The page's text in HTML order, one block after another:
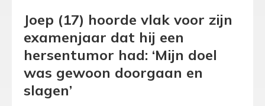
Joep (17) hoorde vlak voor zijn
examenjaar dat hij een
hersentumor had: ‘Mijn doel
was gewoon doorgaan en
slagen’